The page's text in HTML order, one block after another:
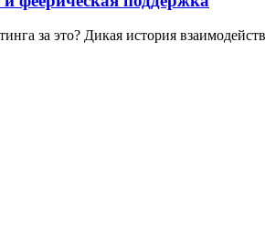
за это? Дикая история